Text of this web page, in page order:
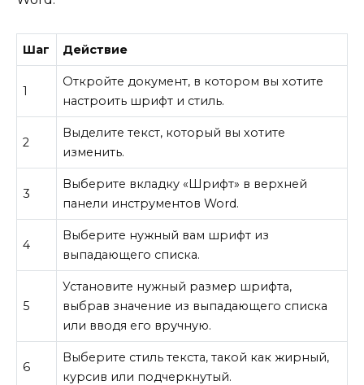
Шаг Действие
1
Откройте документ, в котором вы хотите
настроить шрифт и стиль.
2
Выделите текст, который вы хотите
изменить.
3
Выберите вкладку «Шрифт» в верхней
панели инструментов Word.
4
Выберите нужный вам шрифт из
выпадающего списка.
5
Установите нужный размер шрифта,
выбрав значение из выпадающего списка
или вводя его вручную.
6
Выберите стиль текста, такой как жирный,
курсив или подчеркнутый.